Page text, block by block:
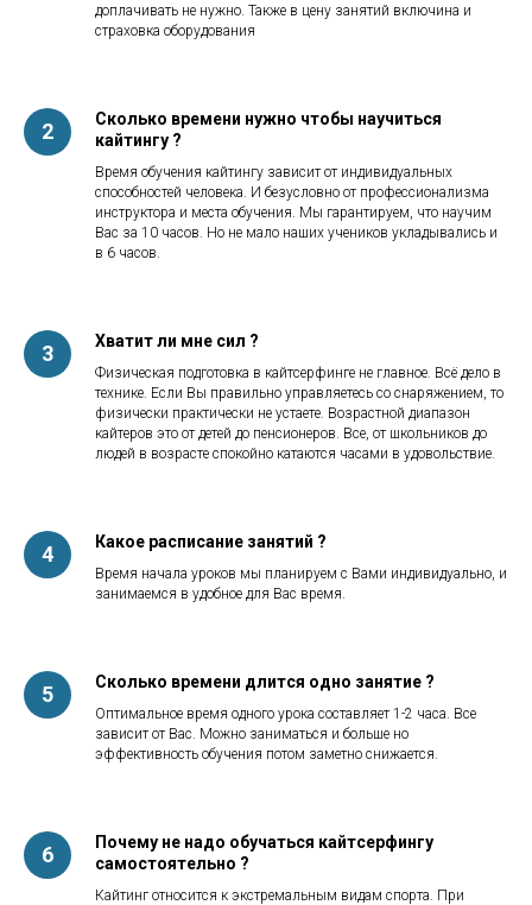
доплачивать не нужно. Также в цену занятий включина и
страховка оборудования
Сколько времени нужно чтобы научиться
кайтингу ?
Время обучения кайтингу зависит от индивидуальных
способностей человека. И безусловно от профессионализма
инструктора и места обучения. Мы гарантируем, что научим
Вас за 10 часов. Но не мало наших учеников укладывались и
в 6 часов.
Хватит ли мне сил ?
Физическая подготовка в кайтсерфинге не главное. Всё дело в
технике. Если Вы правильно управляетесь со снаряжением, то
физически практически не устаете. Возрастной диапазон
кайтеров это от детей до пенсионеров. Все, от школьников до
людей в возрасте спокойно катаются часами в удовольствие.
Какое расписание занятий ?
Время начала уроков мы планируем с Вами индивидуально, и
занимаемся в удобное для Вас время.
Сколько времени длится одно занятие ?
Оптимальное время одного урока составляет 1-2 часа. Все
зависит от Вас. Можно заниматься и больше но
эффективность обучения потом заметно снижается.
Почему не надо обучаться кайтсерфингу
самостоятельно ?
Кайтинг относится к экстремальным видам спорта. При